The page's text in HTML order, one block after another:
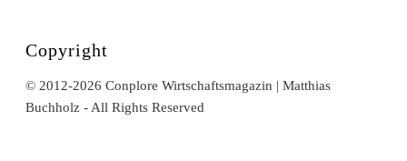
Copyright
© 2012-2026 Conplore Wirtschaftsmagazin | Matthias
Buchholz - All Rights Reserved